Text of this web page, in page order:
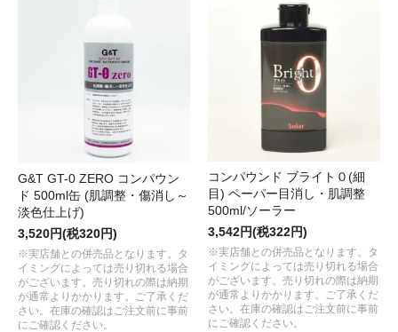
G&T GT-0 ZERO コンパウン
ド 500ml缶 (肌調整・傷消し～
淡色仕上げ)
3,520円(税320円)
※実店舗との併売品となります。タ
イミングによっては売り切れる場合
がございます。売り切れの際は納期
が通常よりかかります。ご了承くだ
さい。在庫の確認はご注文前に事前
にご確認ください。
コンパウンド ブライト０(細
目) ペーパー目消し・肌調整
500ml/ソーラー
3,542円(税322円)
※実店舗との併売品となります。タ
イミングによっては売り切れる場合
がございます。売り切れの際は納期
が通常よりかかります。ご了承くだ
さい。在庫の確認はご注文前に事前
にご確認ください。